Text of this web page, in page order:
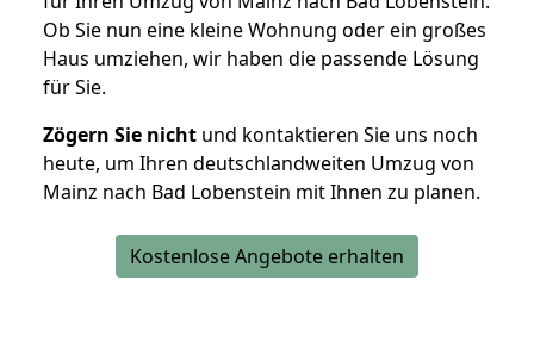
Ob Sie nun eine kleine Wohnung oder ein großes
Haus umziehen, wir haben die passende Lösung
für Sie.
Zögern Sie nicht und kontaktieren Sie uns noch
heute, um Ihren deutschlandweiten Umzug von
Mainz nach Bad Lobenstein mit Ihnen zu planen.
Kostenlose Angebote erhalten